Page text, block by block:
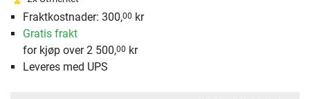
Fraktkostnader: 300,00 kr
Gratis frakt
for kjøp over 2 500,00 kr
Leveres med UPS